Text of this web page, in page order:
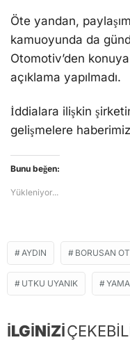
Öte yandan,
kamuoyunda da
Otomotiv’den
açıklama yapılmadı.
İddialara ilişkin
gelişmelere
Bunu beğen:
Yükleniyor...
AYDIN BORUSAN
UTKU UYANIK
İLGİNİZİ